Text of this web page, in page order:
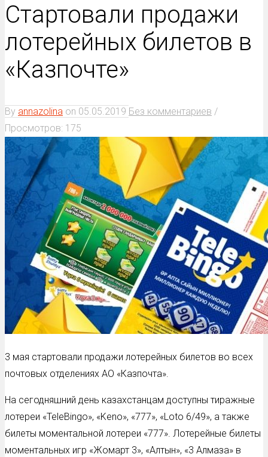
Стартовали продажи
лотерейных билетов в
«Казпочте»
By annazolina on 05.05.2019 Без комментариев /
Просмотров: 175
3 мая стартовали продажи лотерейных билетов во всех
почтовых отделениях АО «Казпочта».
На сегодняшний день казахстанцам доступны тиражные
лотереи «TeleBingo», «Keno», «777», «Loto 6/49», а также
билеты моментальной лотереи «777». Лотерейные билеты
моментальных игр «Жомарт 3», «Алтын», «3 Алмаза» в